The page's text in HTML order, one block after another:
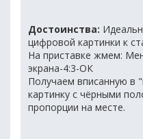
Достоинства:
цифровой картинки к
На приставке жмем:
экрана-4:3-ОК
Получаем вписанную в
картинку с чёрными
пропорции на месте.